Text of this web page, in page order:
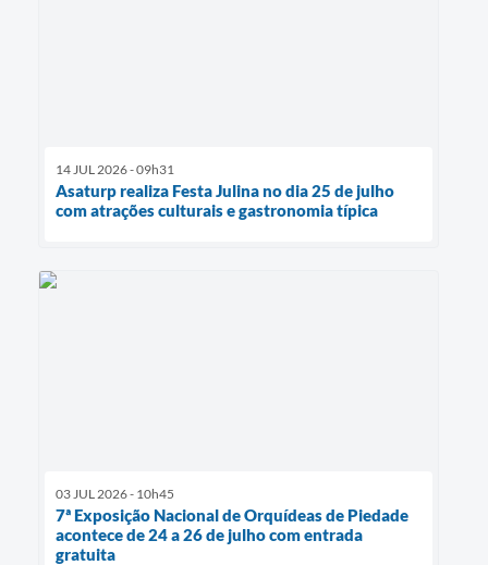
14 JUL 2026 - 09h31
Asaturp realiza Festa Julina no dia 25 de julho
com atrações culturais e gastronomia típica
03 JUL 2026 - 10h45
7ª Exposição Nacional de Orquídeas de Piedade
acontece de 24 a 26 de julho com entrada
gratuita